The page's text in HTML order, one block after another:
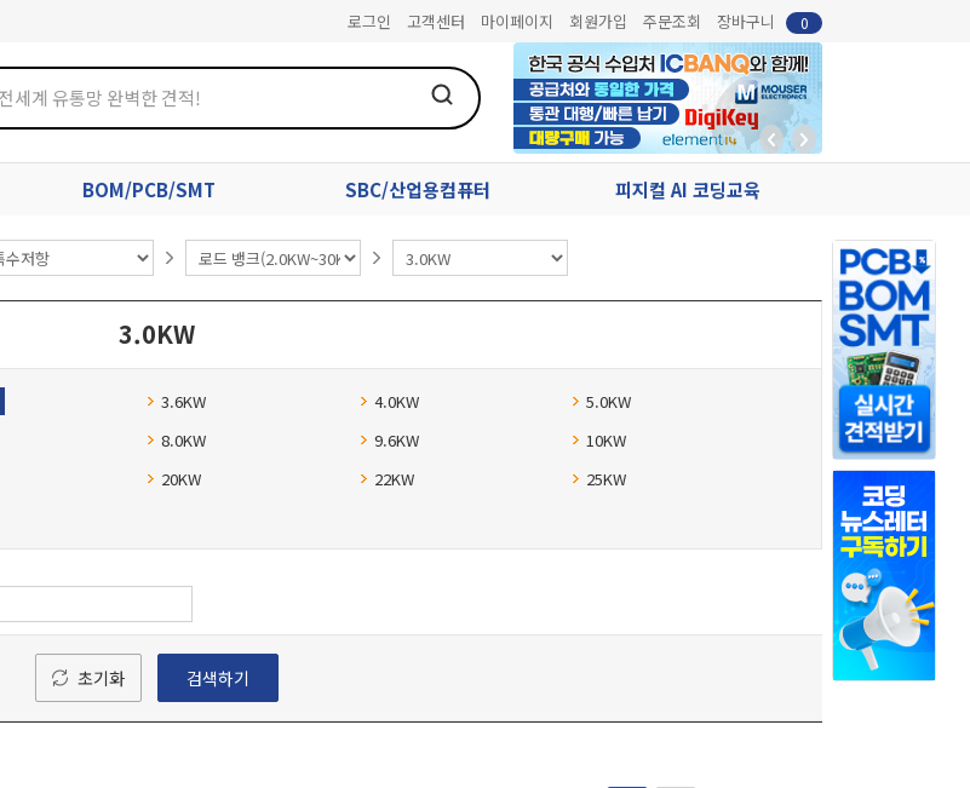
로그인 고객센터 마이페이지 회원가입 주문조회 장바구니 0
BOM/PCB/SMT SBC/산업용컴퓨터 피지컬 AI 코딩교육
3.0KW
3.6KW 4.0KW
5.0KW
8.0KW 9.6KW
10KW
20KW 22KW
25KW
초기화 검색하기